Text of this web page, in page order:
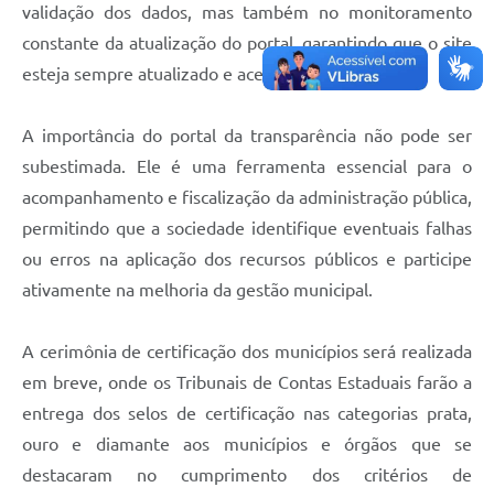
validação dos dados, mas também no monitoramento
constante da atualização do portal, garantindo que o site
esteja sempre atualizado e acessível à população.
A importância do portal da transparência não pode ser
subestimada. Ele é uma ferramenta essencial para o
acompanhamento e fiscalização da administração pública,
permitindo que a sociedade identifique eventuais falhas
ou erros na aplicação dos recursos públicos e participe
ativamente na melhoria da gestão municipal.
A cerimônia de certificação dos municípios será realizada
em breve, onde os Tribunais de Contas Estaduais farão a
entrega dos selos de certificação nas categorias prata,
ouro e diamante aos municípios e órgãos que se
destacaram no cumprimento dos critérios de